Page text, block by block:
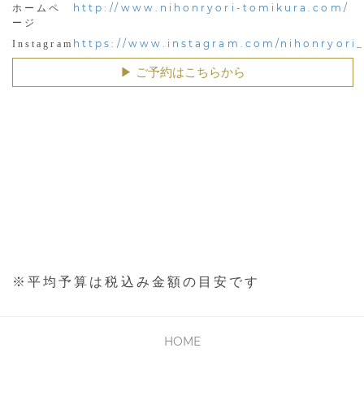
ホームペ
ージ
http://www.nihonryori-tomikura.com/
Instagram https://www.instagram.com/
▶︎ ご予約はこちらから
※平均予算は税込み金額の目安です
HOME